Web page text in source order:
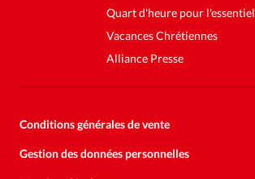
Quart d'heure pour l'essentiel
Vacances Chrétiennes
Alliance Presse
Conditions générales de vente
Gestion des données personnelles